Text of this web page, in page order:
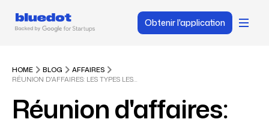
Obtenir l'application
HOME BLOG
AFFAIRES
RÉUNION D'AFFAIRES: LES TYPES LES PLUS COURANTS ET COMMENT LA GÉRER EFFICACEMENT
Réunion d'affaires: